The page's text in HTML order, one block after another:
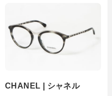
CHANEL | シャネル